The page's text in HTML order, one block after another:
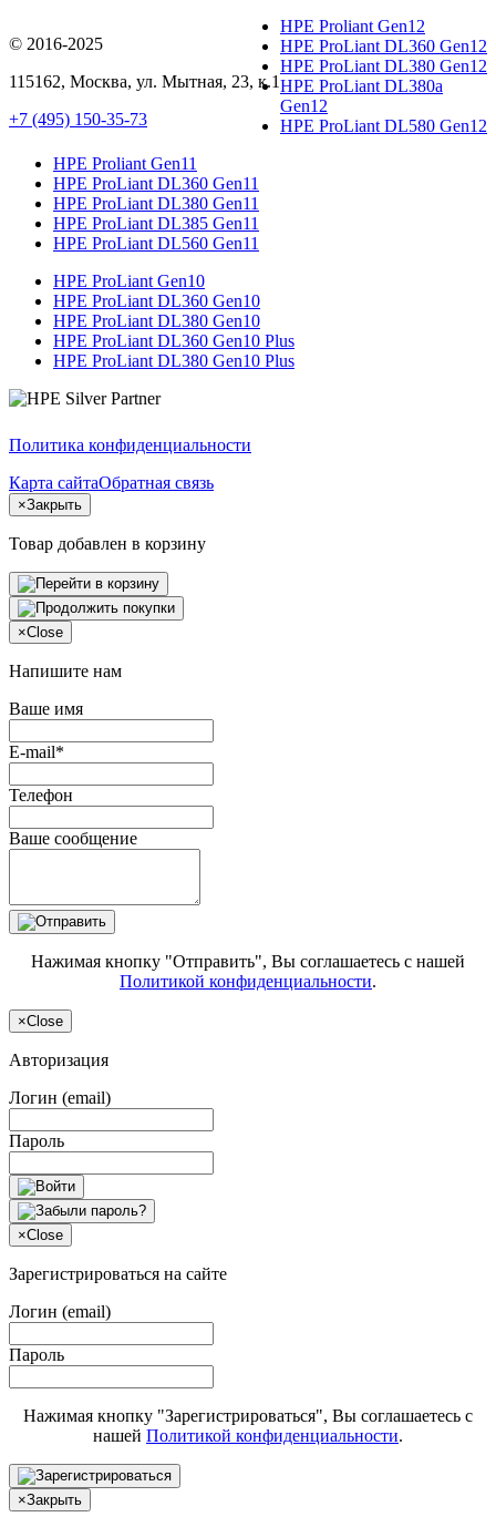
© 2016-2025
115162, Москва, ул. Мытная, 23, к.1
+7 (495) 150-35-73
HPE Proliant Gen12
HPE ProLiant DL360 Gen12
HPE ProLiant DL380 Gen12
HPE ProLiant DL380a
Gen12
HPE ProLiant DL580 Gen12
HPE Proliant Gen11
HPE ProLiant DL360 Gen11
HPE ProLiant DL380 Gen11
HPE ProLiant DL385 Gen11
HPE ProLiant DL560 Gen11
HPE ProLiant Gen10
HPE ProLiant DL360 Gen10
HPE ProLiant DL380 Gen10
HPE ProLiant DL360 Gen10 Plus
HPE ProLiant DL380 Gen10 Plus
Политика конфиденциальности
Карта сайтаОбратная связь
×Закрыть
Товар добавлен в корзину
×Close
Напишите нам
Ваше имя
E-mail*
Телефон
Ваше сообщение
Нажимая кнопку "Отправить", Вы соглашаетесь с нашей
Политикой конфиденциальности.
×Close
Авторизация
Логин (email)
Пароль
×Close
Зарегистрироваться на сайте
Логин (email)
Пароль
Нажимая кнопку "Зарегистрироваться", Вы соглашаетесь с
нашей Политикой конфиденциальности.
×Закрыть